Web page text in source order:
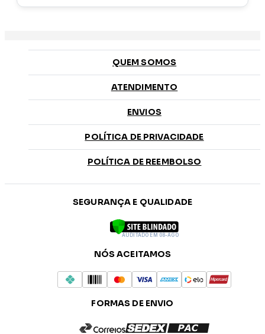
QUEM SOMOS
ATENDIMENTO
ENVIOS
POLÍTICA DE PRIVACIDADE
POLÍTICA DE REEMBOLSO
SEGURANÇA E QUALIDADE
AUDITADO EM 08-AGO
NÓS ACEITAMOS
FORMAS DE ENVIO